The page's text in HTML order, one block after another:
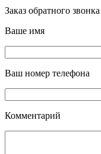
Заказ обратного звонка
Ваше имя
Ваш номер телефона
Комментарий